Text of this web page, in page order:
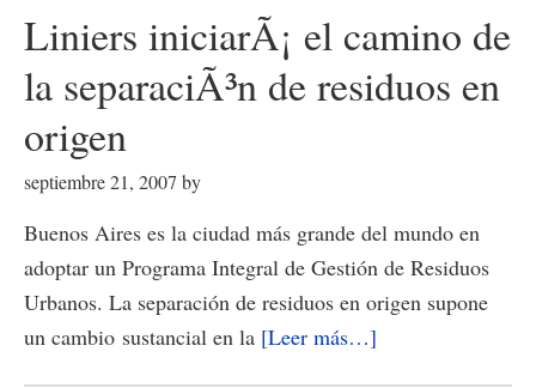
oportunidades
Liniers iniciarÃ¡ el camino de
la separaciÃ³n de residuos en
origen
septiembre 21, 2007 by
Buenos Aires es la ciudad más grande del mundo en
adoptar un Programa Integral de Gestión de Residuos
Urbanos. La separación de residuos en origen supone
un cambio sustancial en la [Leer más…]